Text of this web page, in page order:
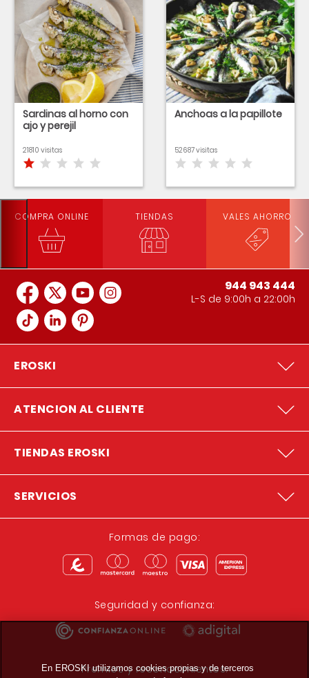
Sardinas al horno con
ajo y perejil
21810 visitas
Anchoas a la papillote
52687 visitas
COMPRA ONLINE TIENDAS VALES AHORRO
944 943 444
L-S de 9:00h a 22:00h
EROSKI
ATENCION AL CLIENTE
TIENDAS EROSKI
SERVICIOS
Formas de pago:
Seguridad y confianza:
Premios y reconocimientos:
En EROSKI utilizamos cookies propias y de terceros